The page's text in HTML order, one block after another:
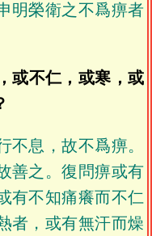
明榮衛之不爲痹者
或不仁，或寒，或
不息，故不爲痹。
善之。復問痹或有
有不知痛癢而不仁
者，或有無汗而燥